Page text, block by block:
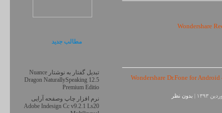
بدون نظر
مطالب جديد
تبدیل گفتار به نوشتار Nuance
Dragon NaturallySpeaking 12.5
Premium Editio
نرم افزار چاپ وصفحه آرایی
Adobe Indesign Cc v9.2.1 Ls20